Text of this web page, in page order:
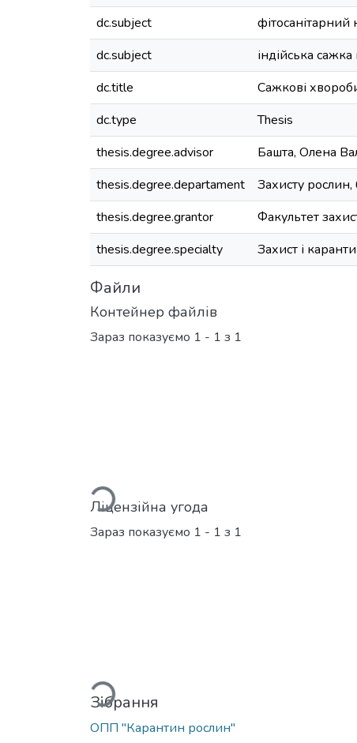
dc.subject
фітосанітарний
dc.subject
індійська
dc.title
Сажкові
dc.type
Thesis
thesis.degree.advisor
Башта, Олена
thesis.degree.departament
Захисту рослин,
thesis.degree.grantor
Факультет
thesis.degree.specialty
Захист і
Файли
Контейнер файлів
Зараз показуємо 1 - 1 з 1
Вантажиться...
Ліцензійна угода
Зараз показуємо 1 - 1 з 1
Вантажиться...
Зібрання
ОПП "Карантин рослин"